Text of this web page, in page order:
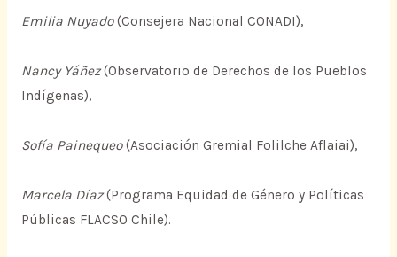
Emilia Nuyado(Consejera Nacional CONADI),
Nancy Yáñez(Observatorio de Derechos de los Pueblos
Indígenas),
Sofía Painequeo(Asociación Gremial Folilche Aflaiai),
Marcela Díaz(Programa Equidad de Género y Políticas
Públicas FLACSO Chile).